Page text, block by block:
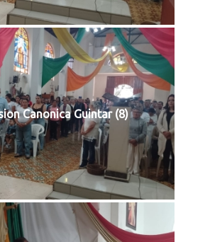
Canonica Guintar (8)